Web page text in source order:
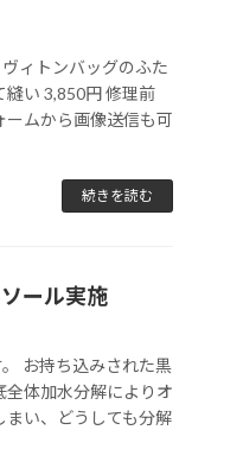
ィトンバッグのふた
い 3,850円 修理前
ムから画像送信も可
続きを読む
ール実施
お持ち込みされた黒
全体加水分解によりオ
い、どうしても分解